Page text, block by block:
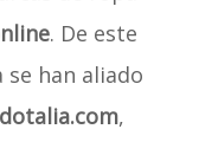
. De este
han aliado
dotalia.com,